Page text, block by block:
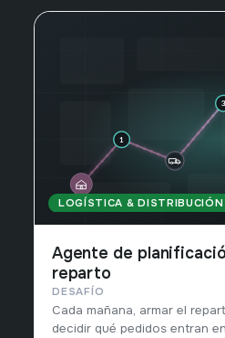
LOGÍSTICA & DISTRIBUCIÓN
Agente de
reparto
DESAFÍO
Cada mañana, armar el
decidir qué pedidos entran